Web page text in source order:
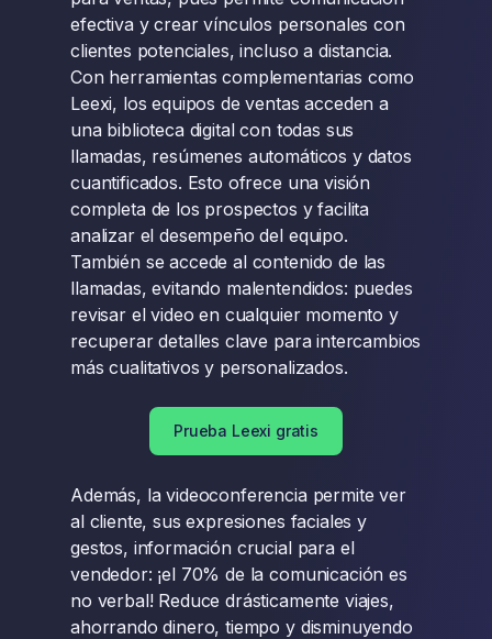
efectiva y crear vínculos personales con
clientes potenciales, incluso a distancia.
Con herramientas complementarias como
Leexi, los equipos de ventas acceden a
una biblioteca digital con todas sus
llamadas, resúmenes automáticos y datos
cuantificados. Esto ofrece una visión
completa de los prospectos y facilita
analizar el desempeño del equipo.
También se accede al contenido de las
llamadas, evitando malentendidos: puedes
revisar el video en cualquier momento y
recuperar detalles clave para intercambios
más cualitativos y personalizados.
Prueba Leexi gratis
Además, la videoconferencia permite ver
al cliente, sus expresiones faciales y
gestos, información crucial para el
vendedor: ¡el 70% de la comunicación es
no verbal! Reduce drásticamente viajes,
ahorrando dinero, tiempo y disminuyendo